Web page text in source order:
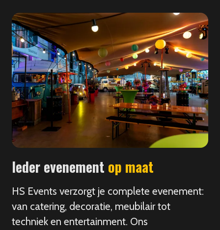
Ieder evenement op maat
HS Events verzorgt je complete evenement:
van catering, decoratie, meubilair tot
techniek en entertainment. Ons